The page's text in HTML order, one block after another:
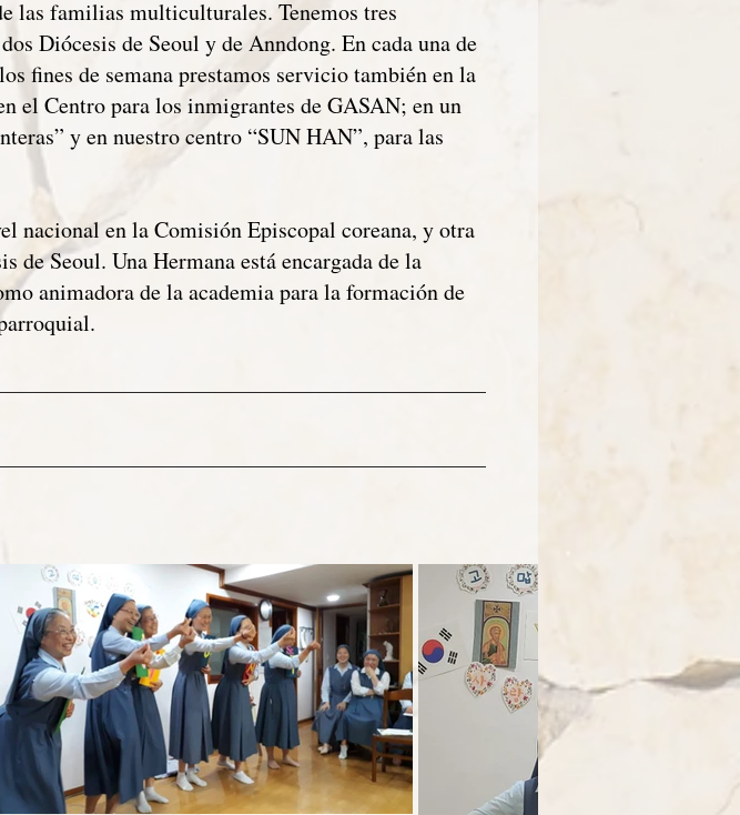
las familias multiculturales. Tenemos tres
Diócesis de Seoul y de Anndong. En cada una de
fines de semana prestamos servicio también en la
el Centro para los inmigrantes de GASAN; en un
y en nuestro centro “SUN HAN”, para las
nacional en la Comisión Episcopal coreana, y otra
Seoul. Una Hermana está encargada de la
animadora de la academia para la formación de